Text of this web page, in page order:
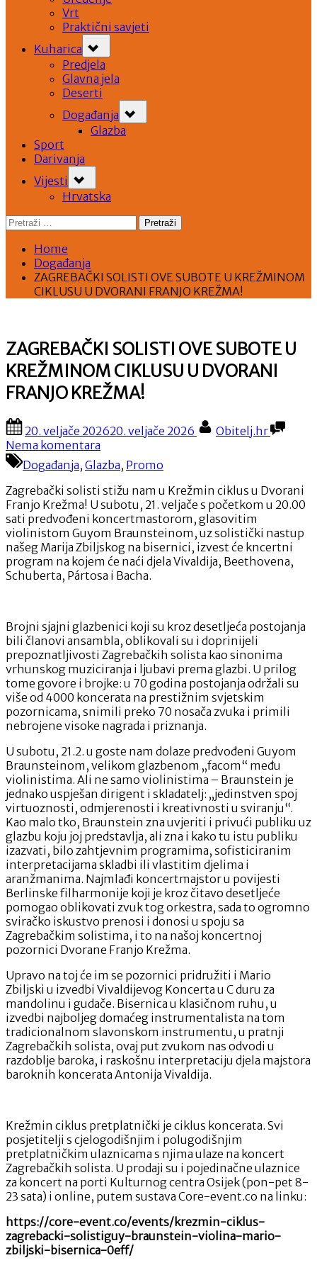
Vrt
Praktični savjeti
Kuharica
sub-
menu
Predjela
Glavna jela
Deserti
Događanja
sub-
menu
Glazba
Sport
Darivanja
Vijesti
sub-
menu
Hrvatska
Pretraži:
Home
Događanja
ZAGREBAČKI SOLISTI OVE SUBOTE U KREŽMINOM
CIKLUSU U DVORANI FRANJO KREŽMA!
ZAGREBAČKI SOLISTI OVE SUBOTE U
KREŽMINOM CIKLUSU U DVORANI
FRANJO KREŽMA!
Posted
on
20. veljače 202620. veljače 2026 By
Obitelj.hr
Nema komentara
ZAGREBAČKI
SOLISTI
OVE
SUBOTE
U
KREŽMINOM
CIKLUSU
U
DVORANI
Događanja, Glazba, Promo
Zagrebački solisti stižu nam u Krežmin ciklus u Dvorani
Franjo Krežma! U subotu, 21. veljače s početkom u 20.00
sati predvođeni koncertmastorom, glasovitim
violinistom Guyom Braunsteinom, uz solistički nastup
našeg Marija Zbiljskog na bisernici, izvest će kncertni
program na kojem će naći djela Vivaldija, Beethovena,
Schuberta, Pártosa i Bacha.
Brojni sjajni glazbenici koji su kroz desetljeća postojanja
bili članovi ansambla, oblikovali su i doprinijeli
prepoznatljivosti Zagrebačkih solista kao sinonima
vrhunskog muziciranja i ljubavi prema glazbi. U prilog
tome govore i brojke: u 70 godina postojanja održali su
više od 4000 koncerata na prestižnim svjetskim
pozornicama, snimili preko 70 nosača zvuka i primili
nebrojene visoke nagrada i priznanja.
U subotu, 21.2. u goste nam dolaze predvođeni Guyom
Braunsteinom, velikom glazbenom „facom“ među
violinistima. Ali ne samo violinistima – Braunstein je
jednako uspješan dirigent i skladatelj: „jedinstven spoj
virtuoznosti, odmjerenosti i kreativnosti u sviranju“.
Kao malo tko, Braunstein zna uvjeriti i privući publiku uz
glazbu koju joj predstavlja, ali zna i kako tu istu publiku
izazvati, bilo zahtjevnim programima, sofisticiranim
interpretacijama skladbi ili vlastitim djelima i
aranžmanima. Najmlađi koncertmajstor u povijesti
Berlinske filharmonije koji je kroz čitavo desetljeće
pomogao oblikovati zvuk tog orkestra, sada to ogromno
sviračko iskustvo prenosi i donosi u spoju sa
Zagrebačkim solistima, i to na našoj koncertnoj
pozornici Dvorane Franjo Krežma.
Upravo na toj će im se pozornici pridružiti i Mario
Zbiljski u izvedbi Vivaldijevog Koncerta u C duru za
mandolinu i gudače. Bisernica u klasičnom ruhu, u
izvedbi najboljeg domaćeg instrumentalista na tom
tradicionalnom slavonskom instrumentu, u pratnji
Zagrebačkih solista, ovaj put zvukom nas odvodi u
razdoblje baroka, i raskošnu interpretaciju djela majstora
baroknih koncerata Antonija Vivaldija.
Krežmin ciklus pretplatnički je ciklus koncerata. Svi
posjetitelji s cjelogodišnjim i polugodišnjim
pretplatničkim ulaznicama s njima ulaze na koncert
Zagrebačkih solista. U prodaji su i pojedinačne ulaznice
za koncert na porti Kulturnog centra Osijek (pon-pet 8-
23 sata) i online, putem sustava Core-event.co na linku:
https://core-event.co/events/krezmin-ciklus-
zagrebacki-solistiguy-braunstein-violina-mario-
zbiljski-bisernica-0eff/